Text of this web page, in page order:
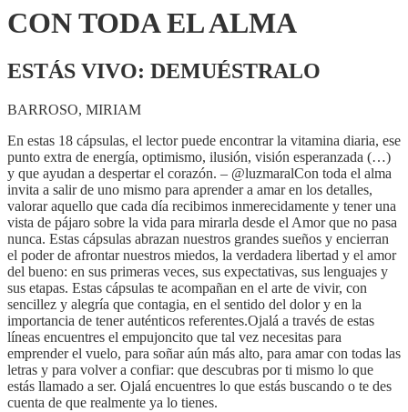
CON TODA EL ALMA
ESTÁS VIVO: DEMUÉSTRALO
BARROSO, MIRIAM
En estas 18 cápsulas, el lector puede encontrar la vitamina diaria, ese
punto extra de energía, optimismo, ilusión, visión esperanzada (…)
y que ayudan a despertar el corazón. – @luzmaralCon toda el alma
invita a salir de uno mismo para aprender a amar en los detalles,
valorar aquello que cada día recibimos inmerecidamente y tener una
vista de pájaro sobre la vida para mirarla desde el Amor que no pasa
nunca. Estas cápsulas abrazan nuestros grandes sueños y encierran
el poder de afrontar nuestros miedos, la verdadera libertad y el amor
del bueno: en sus primeras veces, sus expectativas, sus lenguajes y
sus etapas. Estas cápsulas te acompañan en el arte de vivir, con
sencillez y alegría que contagia, en el sentido del dolor y en la
importancia de tener auténticos referentes.Ojalá a través de estas
líneas encuentres el empujoncito que tal vez necesitas para
emprender el vuelo, para soñar aún más alto, para amar con todas las
letras y para volver a confiar: que descubras por ti mismo lo que
estás llamado a ser. Ojalá encuentres lo que estás buscando o te des
cuenta de que realmente ya lo tienes.